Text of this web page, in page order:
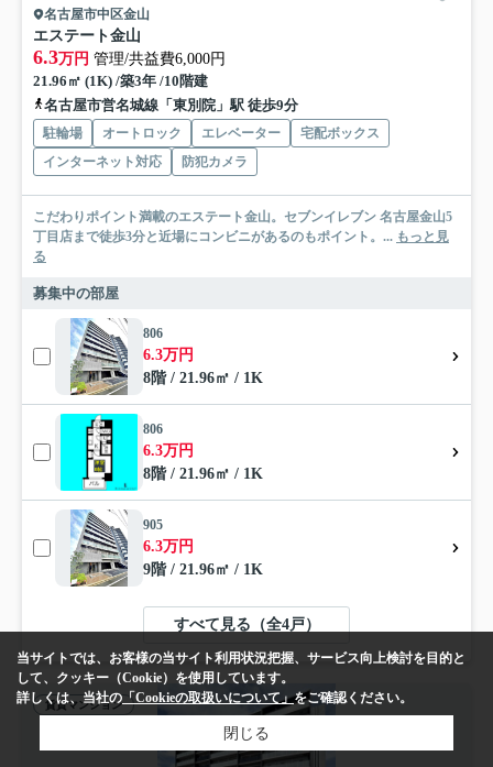
名古屋市中区金山
エステート金山
6.3万円 管理/共益費6,000円
21.96㎡ (1K) /築3年 /10階建
名古屋市営名城線「東別院」駅 徒歩9分
駐輪場 オートロック エレベーター
宅配ボックス
インターネット対応
防犯カメラ
こだわりポイント満載のエステート金山。セブンイレブン 名古屋金山5
丁目店まで徒歩3分と近場にコンビニがあるのもポイント。... もっと見
る
募集中の部屋
806
6.3万円
8階 / 21.96㎡ / 1K
806
6.3万円
8階 / 21.96㎡ / 1K
905
6.3万円
9階 / 21.96㎡ / 1K
すべて見る（全4戸）
賃貸マンション
当サイトでは、お客様の当サイト利用状況把握、サービス向上検討を目的と
して、クッキー（Cookie）を使用しています。
詳しくは、当社の「Cookieの取扱いについて」をご確認ください。
閉じる